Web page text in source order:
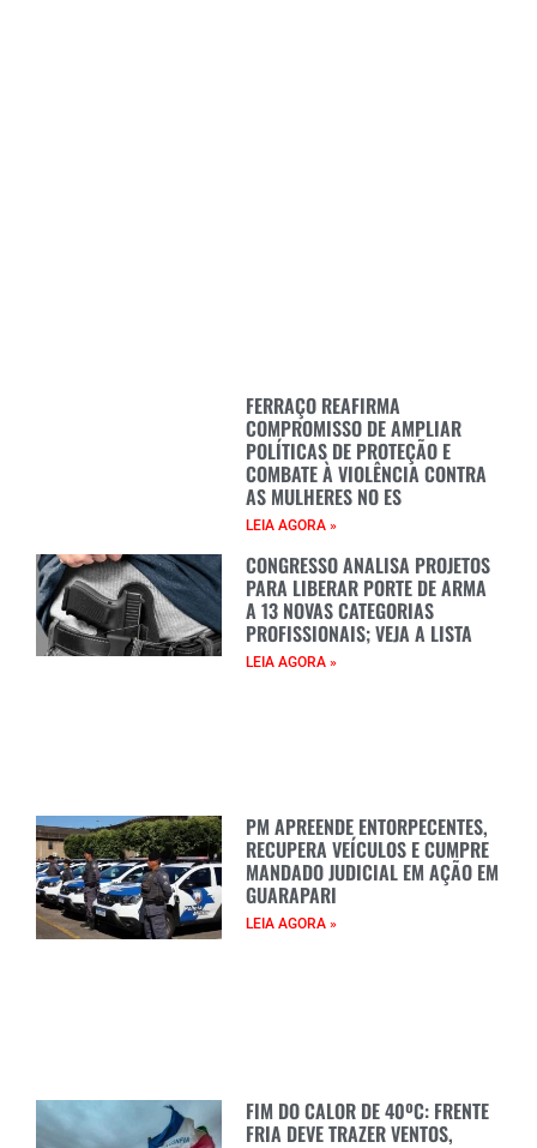
FERRAÇO REAFIRMA
COMPROMISSO DE AMPLIAR
POLÍTICAS DE PROTEÇÃO E
COMBATE À VIOLÊNCIA CONTRA
AS MULHERES NO ES
LEIA AGORA »
CONGRESSO ANALISA PROJETOS
PARA LIBERAR PORTE DE ARMA
A 13 NOVAS CATEGORIAS
PROFISSIONAIS; VEJA A LISTA
LEIA AGORA »
PM APREENDE ENTORPECENTES,
RECUPERA VEÍCULOS E CUMPRE
MANDADO JUDICIAL EM AÇÃO EM
GUARAPARI
LEIA AGORA »
FIM DO CALOR DE 40ºC: FRENTE
FRIA DEVE TRAZER VENTOS,